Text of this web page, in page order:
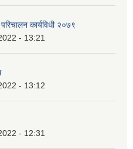
कार्यविधी २०७९
- 13:21
- 13:12
- 12:31